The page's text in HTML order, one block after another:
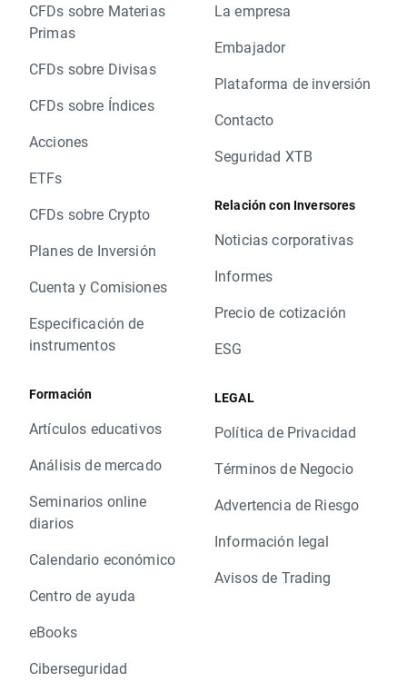
CFDs sobre Materias
Primas
CFDs sobre Divisas
CFDs sobre Índices
Acciones
ETFs
CFDs sobre Crypto
Planes de Inversión
Cuenta y Comisiones
Especificación de
instrumentos
Formación
Artículos educativos
Análisis de mercado
Seminarios online
diarios
Calendario económico
Centro de ayuda
eBooks
Ciberseguridad
La empresa
Embajador
Plataforma de inversión
Contacto
Seguridad XTB
Relación con Inversores
Noticias corporativas
Informes
Precio de cotización
ESG
LEGAL
Política de Privacidad
Términos de Negocio
Advertencia de Riesgo
Información legal
Avisos de Trading